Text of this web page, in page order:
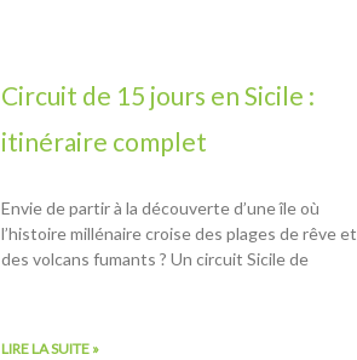
Circuit de 15 jours en Sicile :
itinéraire complet
Envie de partir à la découverte d’une île où
l’histoire millénaire croise des plages de rêve et
des volcans fumants ? Un circuit Sicile de
LIRE LA SUITE »